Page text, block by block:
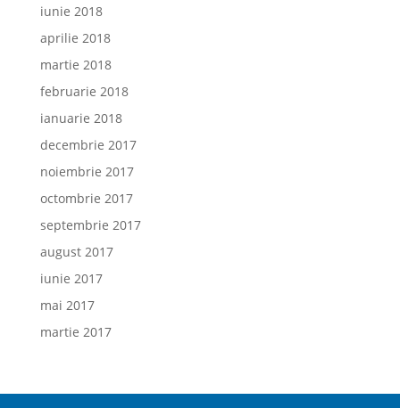
iunie 2018
aprilie 2018
martie 2018
februarie 2018
ianuarie 2018
decembrie 2017
noiembrie 2017
octombrie 2017
septembrie 2017
august 2017
iunie 2017
mai 2017
martie 2017